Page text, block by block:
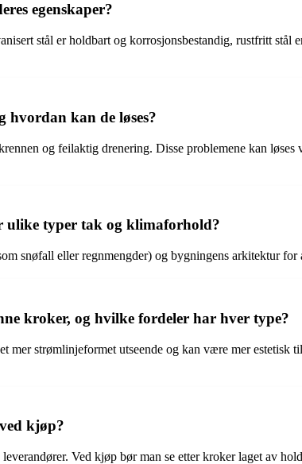
egenskaper?
stål er holdbart og korrosjonsbestandig, rustfritt stål
hvordan kan de løses?
og feilaktig drenering. Disse problemene kan løses
ulike typer tak og klimaforhold?
snøfall eller regnmengder) og bygningens arkitektur
kroker, og hvilke fordeler har hver type?
strømlinjeformet utseende og kan være mer estetisk
kjøp?
Ved kjøp bør man se etter kroker laget av